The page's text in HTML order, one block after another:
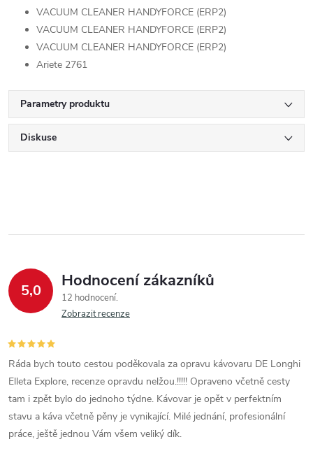
VACUUM CLEANER HANDYFORCE (ERP2)
VACUUM CLEANER HANDYFORCE (ERP2)
VACUUM CLEANER HANDYFORCE (ERP2)
Ariete 2761
Parametry produktu
Diskuse
5,0 Hodnocení zákazníků
12 hodnocení
Zobrazit recenze
Ráda bych touto cestou poděkovala za opravu kávovaru DE Longhi
Elleta Explore, recenze opravdu nelžou.!!!!! Opraveno včetně cesty
tam i zpět bylo do jednoho týdne. Kávovar je opět v perfektním
stavu a káva včetně pěny je vynikající. Milé jednání, profesionální
práce, ještě jednou Vám všem veliký dík.